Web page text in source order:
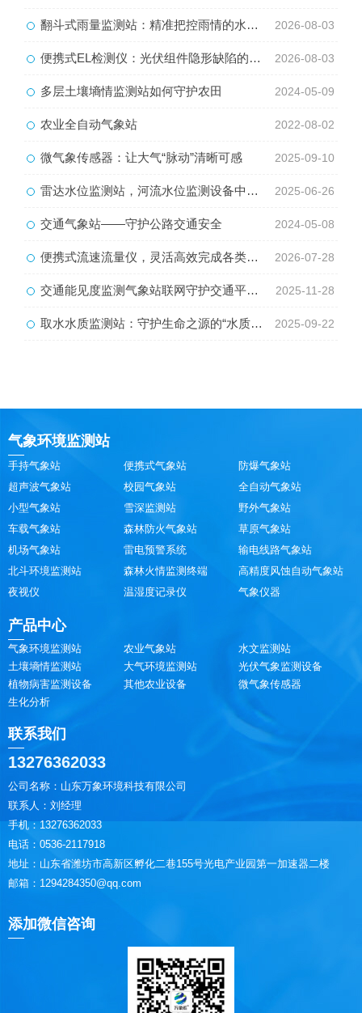
翻斗式雨量监测站：精准把控雨情的水利水文监测设备 2026-08-03
便携式EL检测仪：光伏组件隐形缺陷的移动检测利器 2026-08-03
多层土壤墒情监测站如何守护农田 2024-05-09
农业全自动气象站 2022-08-02
微气象传感器：让大气“脉动”清晰可感 2025-09-10
雷达水位监测站，河流水位监测设备中的宝藏 2025-06-26
交通气象站——守护公路交通安全 2024-05-08
便携式流速流量仪，灵活高效完成各类水体流量监测工作 2026-07-28
交通能见度监测气象站联网守护交通平安路 2025-11-28
取水水质监测站：守护生命之源的“水质哨兵” 2025-09-22
气象环境监测站
手持气象站 便携式气象站
防爆气象站
超声波气象站
校园气象站
全自动气象站
小型气象站
雪深监测站
野外气象站
车载气象站
森林防火气象站
草原气象站
机场气象站
雷电预警系统
输电线路气象站
北斗环境监测站
森林火情监测终端
高精度风蚀自动气象站
夜视仪
温湿度记录仪 气象仪器
产品中心
气象环境监测站 农业气象站
水文监测站
土壤墒情监测站
大气环境监测站
光伏气象监测设备
植物病害监测设备
其他农业设备
微气象传感器
生化分析
联系我们
13276362033
公司名称：山东万象环境科技有限公司
联系人：刘经理
手机：13276362033
电话：0536-2117918
地址：山东省潍坊市高新区孵化二巷155号光电产业园第一加速器二楼
邮箱：1294284350@qq.com
添加微信咨询